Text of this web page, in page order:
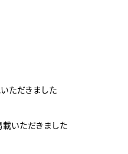
ただきました
いただきました